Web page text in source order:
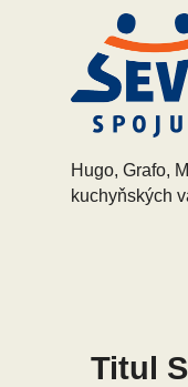
Hugo, Grafo,
kuchyňských
Titul